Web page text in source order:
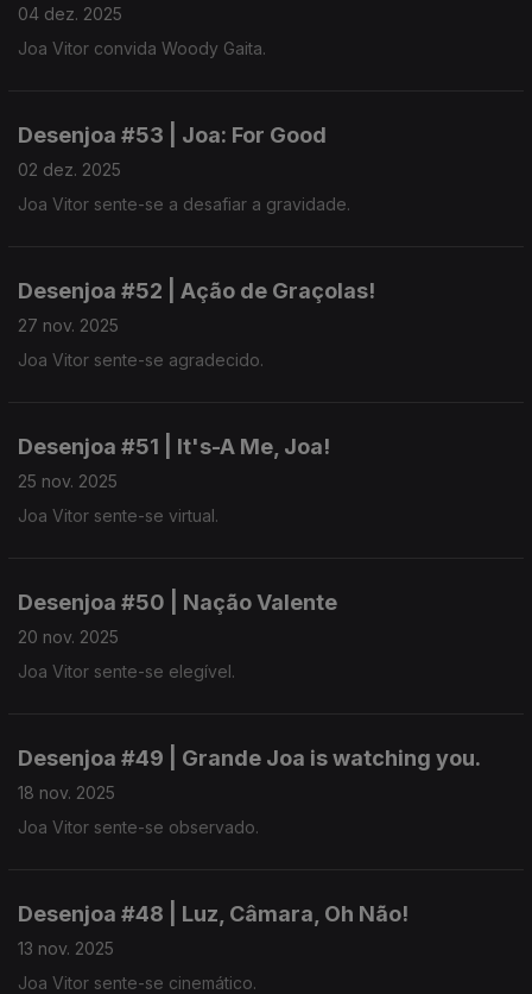
04 dez. 2025
Joa Vitor convida Woody Gaita.
Desenjoa #53 | Joa: For Good
02 dez. 2025
Joa Vitor sente-se a desafiar a gravidade.
Desenjoa #52 | Ação de Graçolas!
27 nov. 2025
Joa Vitor sente-se agradecido.
Desenjoa #51 | It's-A Me, Joa!
25 nov. 2025
Joa Vitor sente-se virtual.
Desenjoa #50 | Nação Valente
20 nov. 2025
Joa Vitor sente-se elegível.
Desenjoa #49 | Grande Joa is watching you.
18 nov. 2025
Joa Vitor sente-se observado.
Desenjoa #48 | Luz, Câmara, Oh Não!
13 nov. 2025
Joa Vitor sente-se cinemático.